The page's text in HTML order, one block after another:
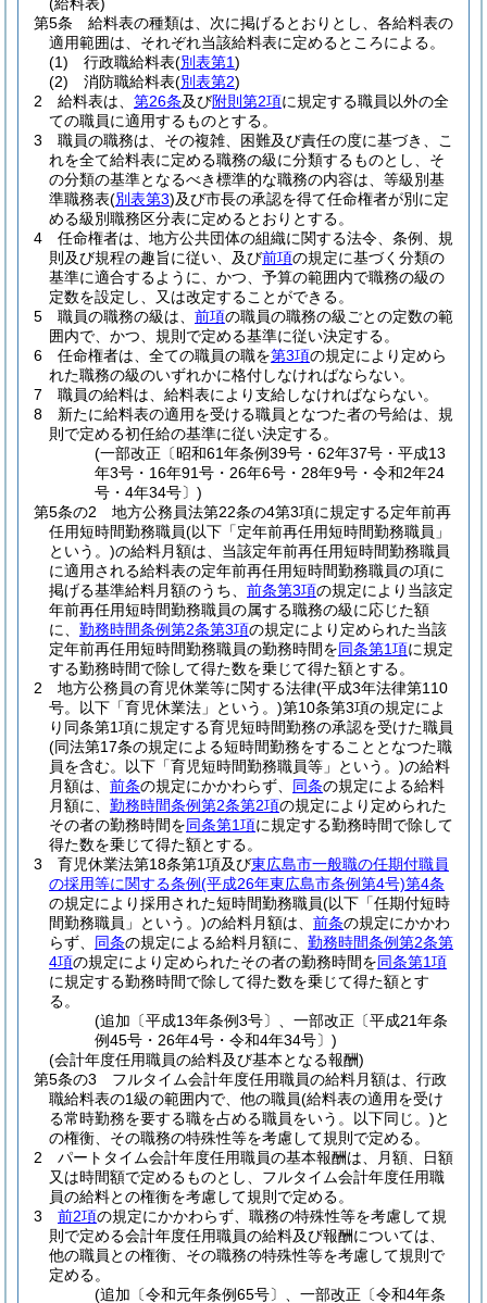
第5条
給料表の種類は、次に掲げるとおりとし、各給料表の
適用範囲は、それぞれ当該給料表に定めるところによる。
(1)
行政職給料表(別表第1)
(2)
消防職給料表(別表第2)
2
給料表は、 第26条及び附則第2項に規定する職員以外の全
ての職員に適用するものとする。
3
職員の職務は、その複雑、困難及び責任の度に基づき、こ
れを全て給料表に定める職務の級に分類するものとし、そ
の分類の基準となるべき標準的な職務の内容は、等級別基
準職務表(別表第3)及び市長の承認を得て任命権者が別に定
める級別職務区分表に定めるとおりとする。
4
任命権者は、地方公共団体の組織に関する法令、条例、規
則及び規程の趣旨に従い、及び前項の規定に基づく分類の
基準に適合するように、かつ、予算の範囲内で職務の級の
定数を設定し、又は改定することができる。
5
職員の職務の級は、 前項の職員の職務の級ごとの定数の範
囲内で、かつ、規則で定める基準に従い決定する。
6
任命権者は、全ての職員の職を第3項の規定により定めら
れた職務の級のいずれかに格付しなければならない。
7
職員の給料は、給料表により支給しなければならない。
8
新たに給料表の適用を受ける職員となつた者の号給は、規
則で定める初任給の基準に従い決定する。
(一部改正〔昭和61年条例39号・62年37号・平成13
年3号・16年91号・26年6号・28年9号・令和2年24
号・4年34号〕)
第5条の2
地方公務員法第22条の4第3項に規定する定年前再
任用短時間勤務職員(以下「定年前再任用短時間勤務職員」
という。)の給料月額は、当該定年前再任用短時間勤務職員
に適用される給料表の定年前再任用短時間勤務職員の項に
掲げる基準給料月額のうち、 前条第3項の規定により当該定
年前再任用短時間勤務職員の属する職務の級に応じた額
に、 勤務時間条例第2条第3項の規定により定められた当該
定年前再任用短時間勤務職員の勤務時間を同条第1項に規定
する勤務時間で除して得た数を乗じて得た額とする。
2
地方公務員の育児休業等に関する法律(平成3年法律第110
号。以下「育児休業法」という。)第10条第3項の規定によ
り同条第1項に規定する育児短時間勤務の承認を受けた職員
(同法第17条の規定による短時間勤務をすることとなつた職
員を含む。以下「育児短時間勤務職員等」という。)の給料
月額は、 前条の規定にかかわらず、 同条の規定による給料
月額に、 勤務時間条例第2条第2項の規定により定められた
その者の勤務時間を同条第1項に規定する勤務時間で除して
得た数を乗じて得た額とする。
3
育児休業法第18条第1項及び東広島市一般職の任期付職員
の採用等に関する条例(平成26年東広島市条例第4号)第4条
の規定により採用された短時間勤務職員(以下「任期付短時
間勤務職員」という。)の給料月額は、 前条の規定にかかわ
らず、 同条の規定による給料月額に、 勤務時間条例第2条第
4項の規定により定められたその者の勤務時間を同条第1項
に規定する勤務時間で除して得た数を乗じて得た額とす
る。
(追加〔平成13年条例3号〕、一部改正〔平成21年条
例45号・26年4号・令和4年34号〕)
(会計年度任用職員の給料及び基本となる報酬)
第5条の3
フルタイム会計年度任用職員の給料月額は、行政
職給料表の1級の範囲内で、他の職員(給料表の適用を受け
る常時勤務を要する職を占める職員をいう。以下同じ。)と
の権衡、その職務の特殊性等を考慮して規則で定める。
2
パートタイム会計年度任用職員の基本報酬は、月額、日額
又は時間額で定めるものとし、フルタイム会計年度任用職
員の給料との権衡を考慮して規則で定める。
3
前2項の規定にかかわらず、職務の特殊性等を考慮して規
則で定める会計年度任用職員の給料及び報酬については、
他の職員との権衡、その職務の特殊性等を考慮して規則で
定める。
(追加〔令和元年条例65号〕、一部改正〔令和4年条